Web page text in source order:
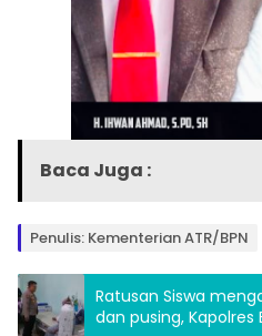
Baca Juga :
Penulis: Kementerian ATR/BPN
Ratusan Siswa
dan pusing, Kapolres